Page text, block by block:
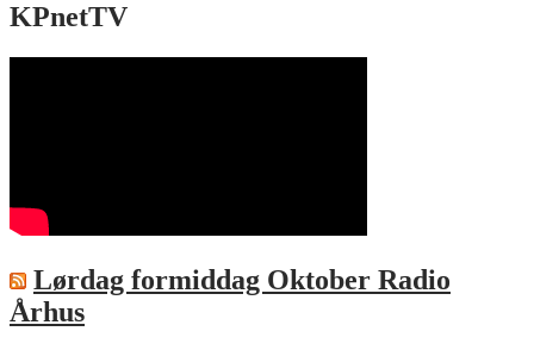
KPnetTV
Lørdag formiddag Oktober Radio
Århus